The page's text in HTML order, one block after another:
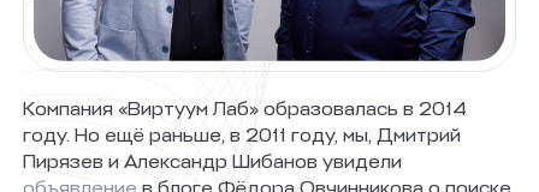
Компания «Виртуум Лаб» образовалась в 2014
году. Но ещё раньше, в 2011 году, мы, Дмитрий
Пирязев и Александр Шибанов увидели